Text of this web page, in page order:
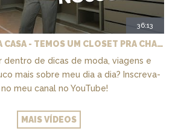
36:13
EP. 6: A SAGA DA CASA - TEMOS UM CLOSET PRA CHAMAR DE NOSSO + MARCENARIA E PAISAGISMO
dentro de dicas de moda, viagens e
mais sobre meu dia a dia? Inscreva-
meu canal no YouTube!
MAIS VÍDEOS